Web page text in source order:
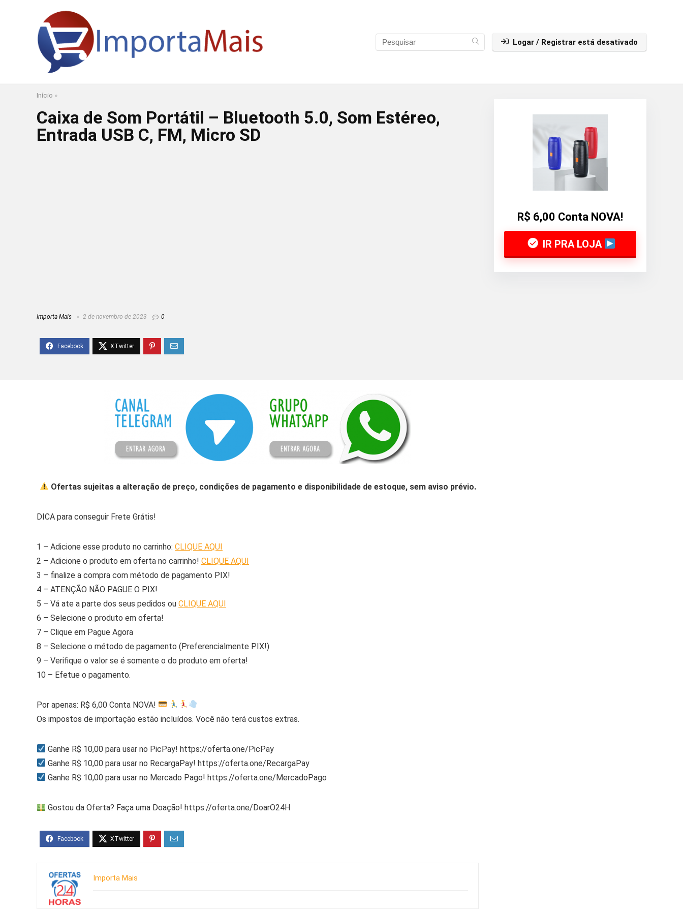
Logar / Registrar está desativado
Início »
Caixa de Som Portátil – Bluetooth 5.0, Som Estéreo,
Entrada USB C, FM, Micro SD
R$ 6,00 Conta NOVA!
IR PRA LOJA
Importa Mais 2 de novembro de 2023 0
Ofertas sujeitas a alteração de preço, condições de pagamento e disponibilidade de estoque, sem aviso prévio.
DICA para conseguir Frete Grátis!
1 – Adicione esse produto no carrinho: CLIQUE AQUI
2 – Adicione o produto em oferta no carrinho! CLIQUE AQUI
3 – finalize a compra com método de pagamento PIX!
4 – ATENÇÃO NÃO PAGUE O PIX!
5 – Vá ate a parte dos seus pedidos ou CLIQUE AQUI
6 – Selecione o produto em oferta!
7 – Clique em Pague Agora
8 – Selecione o método de pagamento (Preferencialmente PIX!)
9 – Verifique o valor se é somente o do produto em oferta!
10 – Efetue o pagamento.
Por apenas: R$ 6,00 Conta NOVA!
Os impostos de importação estão incluídos. Você não terá custos extras.
Ganhe R$ 10,00 para usar no PicPay! https://oferta.one/PicPay
Ganhe R$ 10,00 para usar no RecargaPay! https://oferta.one/RecargaPay
Ganhe R$ 10,00 para usar no Mercado Pago! https://oferta.one/MercadoPago
Gostou da Oferta? Faça uma Doação! https://oferta.one/DoarO24H
Importa Mais